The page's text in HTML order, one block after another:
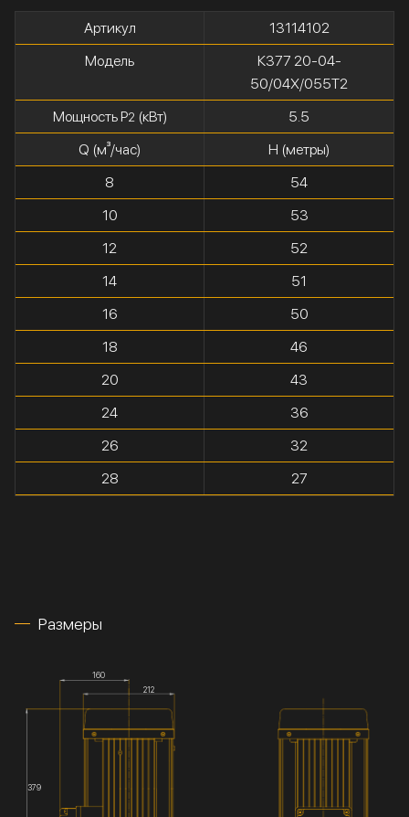
Артикул
13114102
Модель
К377 20-04-
50/04Х/055Т2
Мощность P2(кВт)
5.5
Q (м³/час)
H (метры)
8
54
10
53
12
52
14
51
16
50
18
46
20
43
24
36
26
32
28
27
Размеры
160
212
379